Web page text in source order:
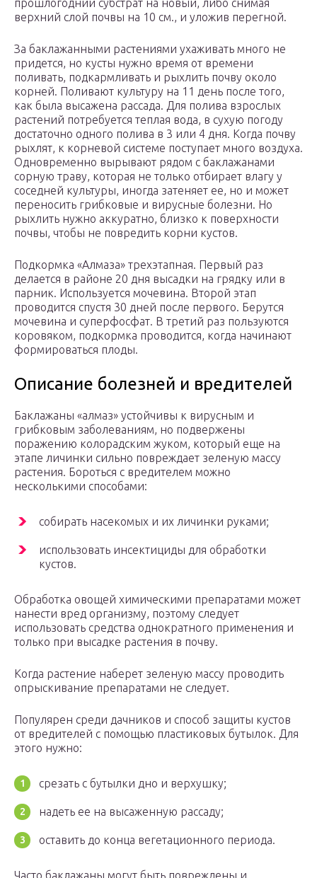
прошлогодний субстрат на новый, либо снимая
верхний слой почвы на 10 см., и уложив перегной.
За баклажанными растениями ухаживать много не
придется, но кусты нужно время от времени
поливать, подкармливать и рыхлить почву около
корней. Поливают культуру на 11 день после того,
как была высажена рассада. Для полива взрослых
растений потребуется теплая вода, в сухую погоду
достаточно одного полива в 3 или 4 дня. Когда почву
рыхлят, к корневой системе поступает много воздуха.
Одновременно вырывают рядом с баклажанами
сорную траву, которая не только отбирает влагу у
соседней культуры, иногда затеняет ее, но и может
переносить грибковые и вирусные болезни. Но
рыхлить нужно аккуратно, близко к поверхности
почвы, чтобы не повредить корни кустов.
Подкормка «Алмаза» трехэтапная. Первый раз
делается в районе 20 дня высадки на грядку или в
парник. Используется мочевина. Второй этап
проводится спустя 30 дней после первого. Берутся
мочевина и суперфосфат. В третий раз пользуются
коровяком, подкормка проводится, когда начинают
формироваться плоды.
Описание болезней и вредителей
Баклажаны «алмаз» устойчивы к вирусным и
грибковым заболеваниям, но подвержены
поражению колорадским жуком, который еще на
этапе личинки сильно повреждает зеленую массу
растения. Бороться с вредителем можно
несколькими способами:
собирать насекомых и их личинки руками;
использовать инсектициды для обработки
кустов.
Обработка овощей химическими препаратами может
нанести вред организму, поэтому следует
использовать средства однократного применения и
только при высадке растения в почву.
Когда растение наберет зеленую массу проводить
опрыскивание препаратами не следует.
Популярен среди дачников и способ защиты кустов
от вредителей с помощью пластиковых бутылок. Для
этого нужно:
срезать с бутылки дно и верхушку;
надеть ее на высаженную рассаду;
оставить до конца вегетационного периода.
Часто баклажаны могут быть повреждены и